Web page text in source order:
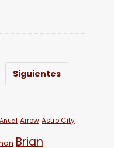
Siguientes
Anual Arrow Astro City
Brian